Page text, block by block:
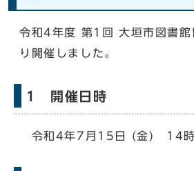
令和4年度 第1回 大垣市図書館
り開催しました。
1 開催日時
令和4年7月15日 (金) 14